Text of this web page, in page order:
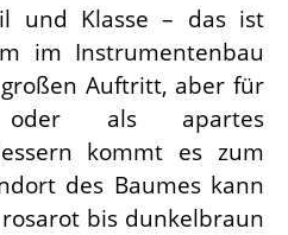
und Klasse – das ist
im Instrumentenbau
Auftritt, aber für
oder als apartes
kommt es zum
des Baumes kann
bis dunkelbraun